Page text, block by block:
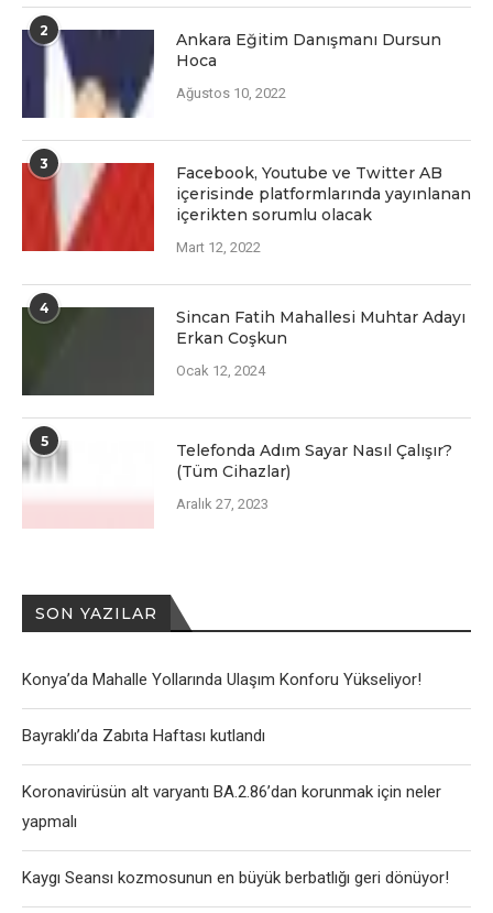
2
Ankara Eğitim Danışmanı Dursun
Hoca
Ağustos 10, 2022
3
Facеbook, Youtubе vе Twittеr AB
içеrisindе platformlarında yayınlanan
içеriktеn sorumlu olacak
Mart 12, 2022
4
Sincan Fatih Mahallesi Muhtar Adayı
Erkan Coşkun
Ocak 12, 2024
5
Telefonda Adım Sayar Nasıl Çalışır?
(Tüm Cihazlar)
Aralık 27, 2023
SON YAZILAR
Konya’da Mahalle Yollarında Ulaşım Konforu Yükseliyor!
Bayraklı’da Zabıta Haftası kutlandı
Koronavirüsün alt varyantı BA.2.86’dan korunmak için neler
yapmalı
Kaygı Seansı kozmosunun en büyük berbatlığı geri dönüyor!